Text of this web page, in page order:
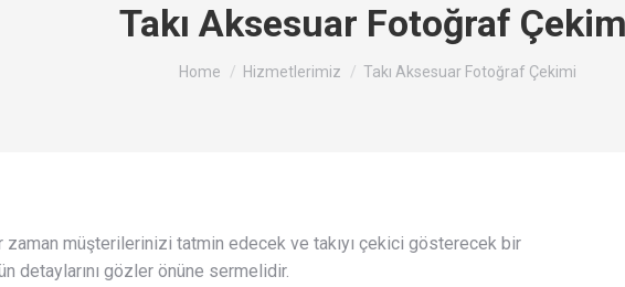
Takı Aksesuar Fotoğraf
You are here:
Home Hizmetlerimiz Takı Aksesuar Fotoğraf Çekimi
zaman müşterilerinizi tatmin edecek ve takıyı çekici gösterecek bir
detaylarını gözler önüne sermelidir.